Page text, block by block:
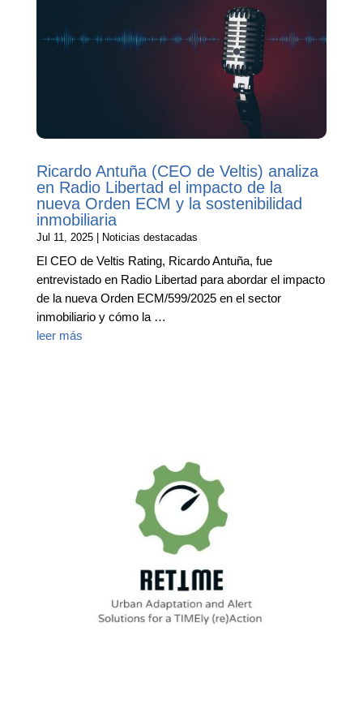
Ricardo Antuña (CEO de Veltis) analiza
en Radio Libertad el impacto de la
nueva Orden ECM y la sostenibilidad
inmobiliaria
Jul 11, 2025| Noticias destacadas
El CEO de Veltis Rating, Ricardo Antuña, fue
entrevistado en Radio Libertad para abordar el impacto
de la nueva Orden ECM/599/2025 en el sector
inmobiliario y cómo la …
leer más